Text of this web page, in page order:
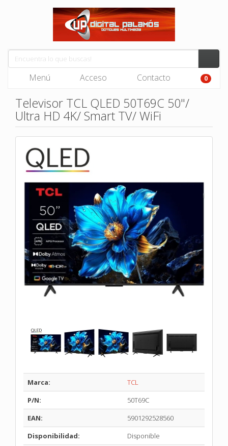
Menú Acceso Contacto 0
Televisor TCL QLED 50T69C 50"/
Ultra HD 4K/ Smart TV/ WiFi
Marca:
TCL
P/N:
50T69C
EAN:
5901292528560
Disponibilidad:
Disponible